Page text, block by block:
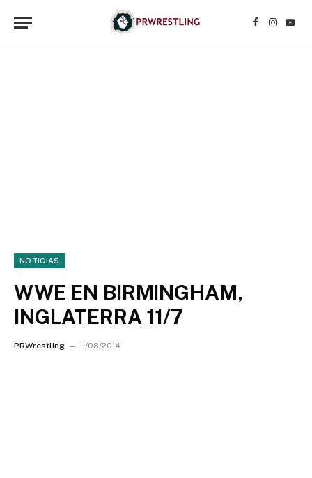
Facebook
NOTICIAS
WWE EN BIRMINGHAM,
INGLATERRA 11/7
PRWrestling 11/08/2014